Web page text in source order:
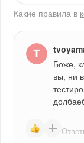
Какие правила в
Боже,
вы, ни